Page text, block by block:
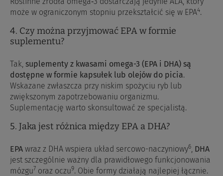
może w ograniczonym stopniu przekształcić się w EPA4.
4. Czy można przyjmować EPA w formie
suplementu?
Tak, suplementy z kwasami omega-3 (EPA i DHA) są
dostępne w formie kapsułek lub olejów do picia.
Wskazane zwłaszcza przy niskim spożyciu ryb lub
zwiększonym zapotrzebowaniu organizmu.
Suplementację warto skonsultować ze specjalistą.
5. Jaka jest różnica między EPA a DHA?
EPA wraz z DHA wspiera układ sercowo-naczyniowy6 DHA
jest szczególnie ważny dla prawidłowego funkcjonowania
mózgu7 oraz oczu9. Obie formy działają najlepiej łącznie.